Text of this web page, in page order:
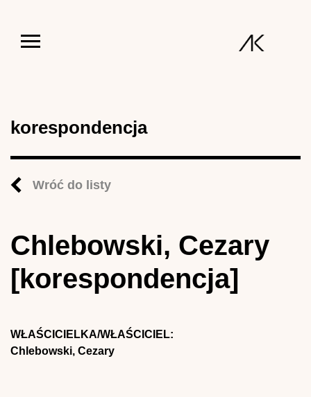
korespondencja
Wróć do listy
Chlebowski, Cezary
[korespondencja]
WŁAŚCICIELKA/WŁAŚCICIEL:
Chlebowski, Cezary